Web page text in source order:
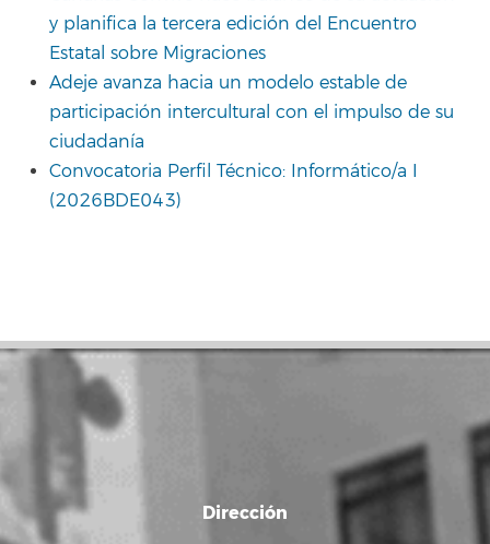
y planifica la tercera edición del Encuentro
Estatal sobre Migraciones
Adeje avanza hacia un modelo estable de
participación intercultural con el impulso de su
ciudadanía
Convocatoria Perfil Técnico: Informático/a I
(2026BDE043)
Dirección